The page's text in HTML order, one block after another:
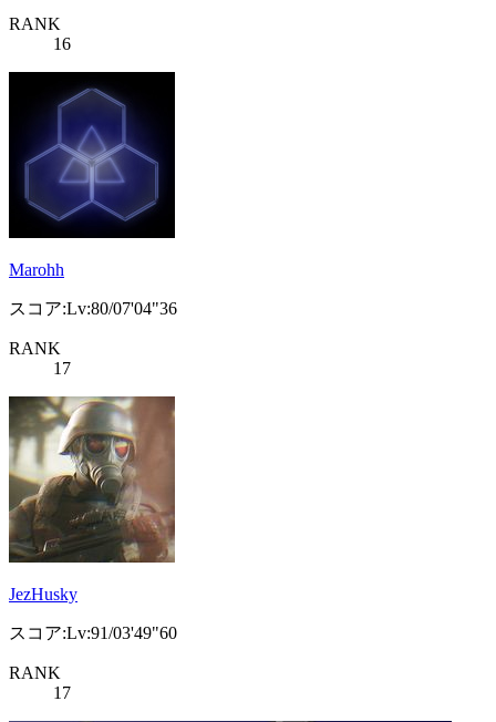
RANK
16
Marohh
スコア:Lv:80/07'04"36
RANK
17
JezHusky
スコア:Lv:91/03'49"60
RANK
17